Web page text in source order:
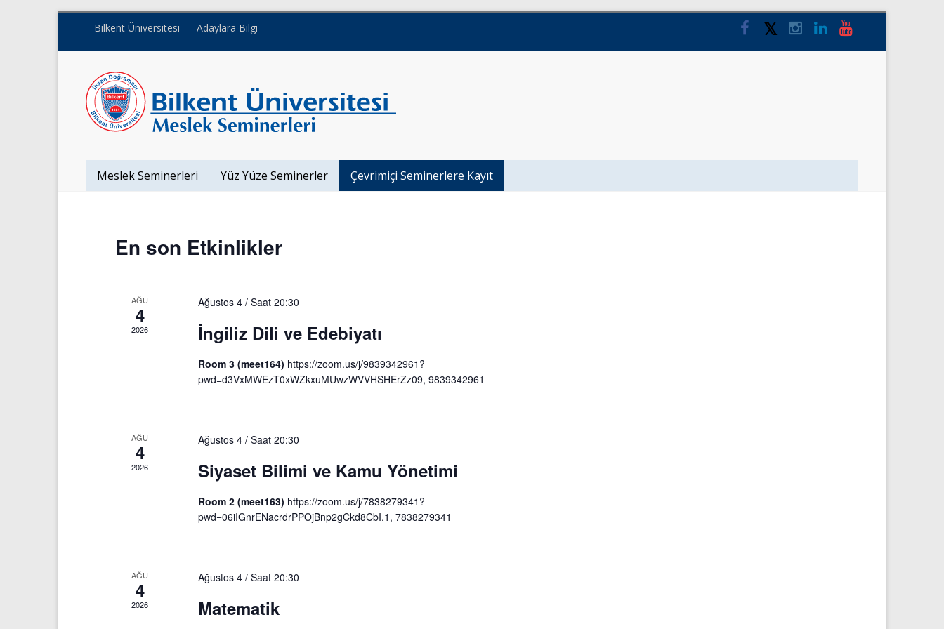
Bilkent Üniversitesi Adaylara Bilgi
Meslek Seminerleri Yüz Yüze Seminerler Çevrimiçi Seminerlere Kayıt
En son Etkinlikler
AĞU
4
2026
Ağustos 4 / Saat 20:30
İngiliz Dili ve Edebiyatı
Room 3 (meet164) https://zoom.us/j/9839342961?
pwd=d3VxMWEzT0xWZkxuMUwzWVVHSHErZz09, 9839342961
AĞU
4
2026
Ağustos 4 / Saat 20:30
Siyaset Bilimi ve Kamu Yönetimi
Room 2 (meet163) https://zoom.us/j/7838279341?
pwd=06iIGnrENacrdrPPOjBnp2gCkd8CbI.1, 7838279341
AĞU
4
2026
Ağustos 4 / Saat 20:30
Matematik